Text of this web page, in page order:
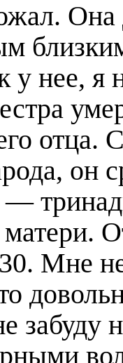
Она
у нее,
отца.
он
—
матери.
Мне
забуду